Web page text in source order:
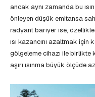
ancak aynı zamanda bu
önleyen düşük emitansa
radyant bariyer ise, özellikle
ısı kazancını azaltmak için
gölgeleme cihazı ile birlikte
aşırı ısınma büyük ölçüde